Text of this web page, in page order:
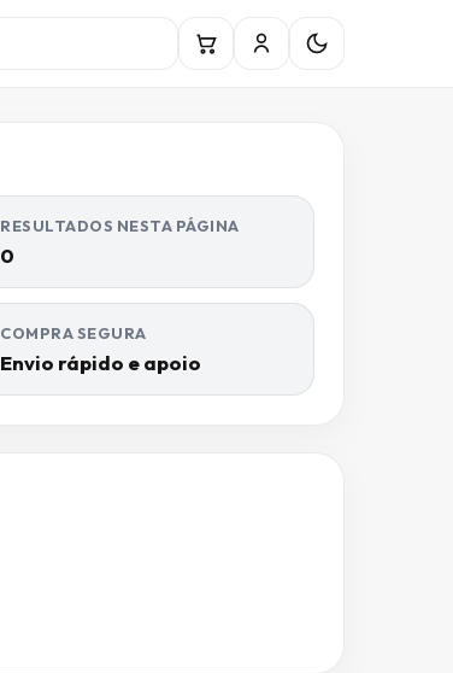
RESULTADOS NESTA PÁGINA
0
COMPRA SEGURA
Envio rápido e apoio